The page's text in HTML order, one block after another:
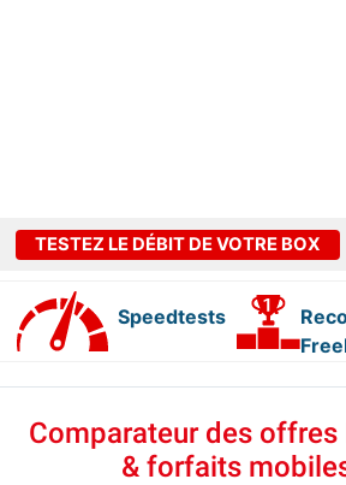
TESTEZ LE DÉBIT DE VOTRE BOX
Speedtests
Comparateur des offres
& forfaits